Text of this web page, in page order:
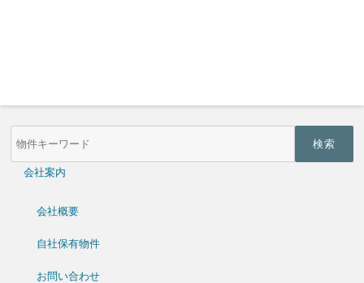
物
件
会社案内
会社概要
自社保有物件
お問い合わせ